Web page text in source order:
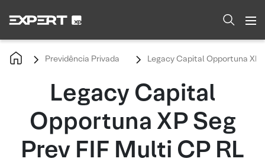
Previdência Privada Legacy Capital Opportuna XP
Legacy Capital
Opportuna XP Seg
Prev FIF Multi CP RL